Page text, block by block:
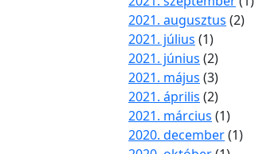
2021. augusztus (2)
2021. július (1)
2021. június (2)
2021. május (3)
2021. április (2)
2021. március (1)
2020. december(1)